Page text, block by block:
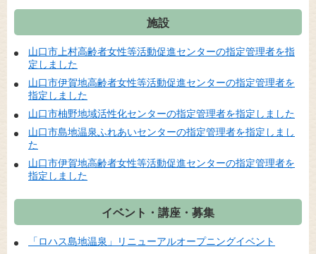
施設
山口市上村高齢者女性等活動促進センターの指定管理者を指
定しました
山口市伊賀地高齢者女性等活動促進センターの指定管理者を
指定しました
山口市柚野地域活性化センターの指定管理者を指定しました
山口市島地温泉ふれあいセンターの指定管理者を指定しまし
た
山口市伊賀地高齢者女性等活動促進センターの指定管理者を
指定しました
イベント・講座・募集
「ロハス島地温泉」リニューアルオープニングイベント